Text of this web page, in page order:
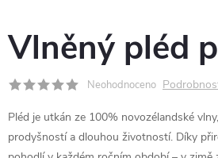
Vlněný pléd
Neohodnoceno
Pléd je utkán ze 100% novozélandské
prodyšností a dlouhou životností. Díky